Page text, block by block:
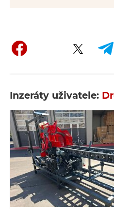
Inzeráty uživatele: